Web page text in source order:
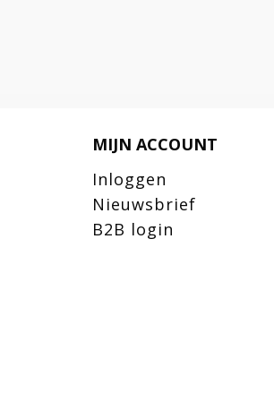
MIJN ACCOUNT
Inloggen
Nieuwsbrief
B2B login